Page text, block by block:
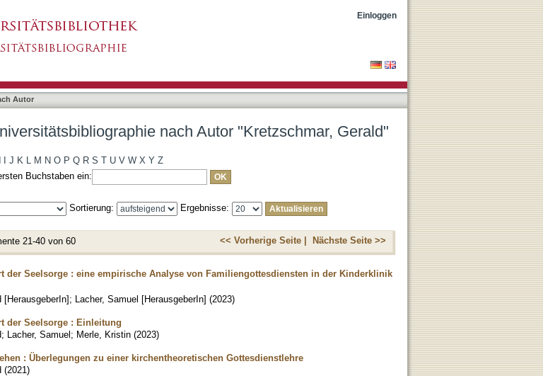
Einloggen
Autor
nach Autor "Kretzschmar, Gerald"
J K L M N O P Q R S T U V W X Y Z
Buchstaben ein:
Sortierung: Ergebnisse:
21-40 von 60 << Vorherige Seite | Nächste Seite >>
der Seelsorge : eine empirische Analyse von Familiengottesdiensten in der Kinderklinik
[HerausgeberIn]; Lacher, Samuel [HerausgeberIn] (2023)
der Seelsorge : Einleitung
; Lacher, Samuel; Merle, Kristin (2023)
: Überlegungen zu einer kirchentheoretischen Gottesdienstlehre
(2021)